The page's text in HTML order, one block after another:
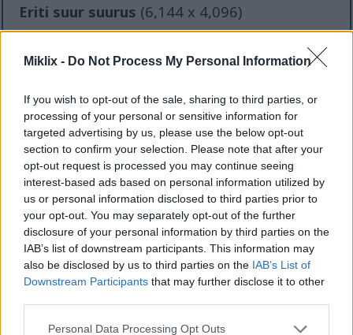
Miklix - Do Not Process My Personal Information
If you wish to opt-out of the sale, sharing to third parties, or
processing of your personal or sensitive information for
targeted advertising by us, please use the below opt-out
section to confirm your selection. Please note that after your
opt-out request is processed you may continue seeing
interest-based ads based on personal information utilized by
us or personal information disclosed to third parties prior to
your opt-out. You may separately opt-out of the further
disclosure of your personal information by third parties on the
IAB’s list of downstream participants. This information may
also be disclosed by us to third parties on the IAB’s List of
Downstream Participants that may further disclose it to other
Please note that this website/app uses one or more Google
Personal Data Processing Opt Outs
Eriti suur suurus (6,144 x 4,096)
WebP (1.4 MB)
Koomiliselt suur suurus(1,048,576 x
699,051)
Ikka veel üleslaadimine... ;-)
Pildi kirjeldus
See kõrgresolutsiooniline maastikufoto toidust
kujutab kutsuvat loominguliste salatilehtede
paigutust maalähedasel puidust serveerimisalusel
siledal jahedatoonilisel laual. Kompositsioon toob